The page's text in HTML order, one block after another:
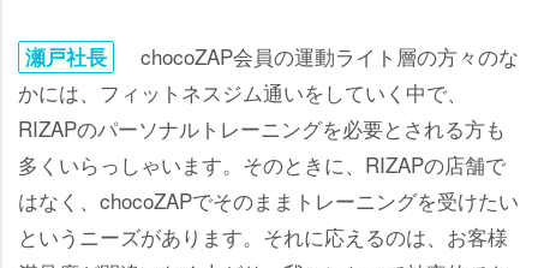
瀬戸社長
chocoZAP会員の運動ライト層の方々のな
かには、フィットネスジム通いをしていく中で、
RIZAPのパーソナルトレーニングを必要とされる方も
多くいらっしゃいます。そのときに、RIZAPの店舗で
はなく、chocoZAPでそのままトレーニングを受けたい
というニーズがあります。それに応えるのは、お客様